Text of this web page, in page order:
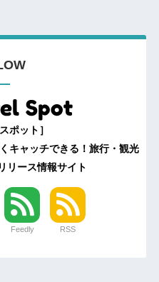
ポット］
キャッチできる！旅行・観光
リース情報サイト
Feedly RSS